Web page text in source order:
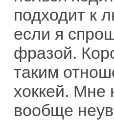
подходит к
если я
фразой.
таким
хоккей. Мне
вообще